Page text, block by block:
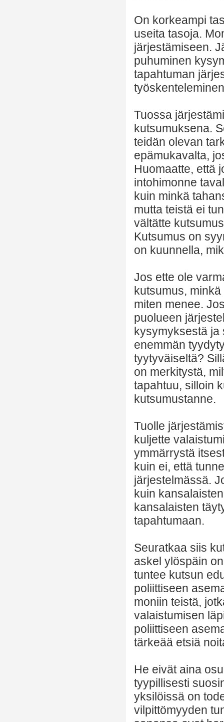
On korkeampi
useita tasoja.
järjestämiseen.
puhuminen
tapahtuman
Tuossa
kutsumuksena.
teidän olevan
epämukavalta,
Huomaatte, että
intohimonne
kuin minkä
mutta teistä ei
vältätte
Kutsumus on
on kuunnella,
Jos ette ole
kutsumus,
miten menee.
puolueen
kysymyksestä ja
enemmän
tyytyväiseltä?
on merkitystä,
tapahtuu, silloin
kutsumustanne.
Tuolle
kuljette
ymmärrystä
kuin ei, että
järjestelmässä.
kuin
kansalaisten
tapahtumaan.
Seuratkaa siis
askel ylöspäin
tuntee kutsun
poliittiseen
moniin teistä,
valaistumisen
poliittiseen
tärkeää etsiä
He eivät aina
tyypillisesti
yksilöissä on
vilpittömyyden